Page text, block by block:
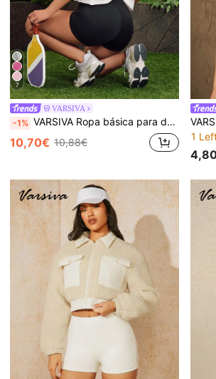
7
VARSIVA
-1% VARSIVA Ropa básica para deportes de verano al aire libre, sin espalda con camiseta
10,70€ 10,88€
1